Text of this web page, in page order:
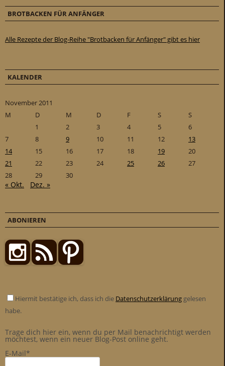
BROTBACKEN FÜR ANFÄNGER
Alle Rezepte der Blog-Reihe "Brotbacken für Anfänger" gibt es hier
KALENDER
November 2011
M
D M D F S
S
1
2 3 4 5
6
7
8 9 10 11 12
13
14
15 16 17 18 19
20
21
22 23 24 25 26
27
28
29 30
« Okt. Dez. »
ABONIEREN
Hiermit bestätige ich, dass ich die Datenschutzerklärung gelesen
habe.
Trage dich hier ein, wenn du per Mail benachrichtigt werden
möchtest, wenn ein neuer Blog-Post online geht.
E-Mail*